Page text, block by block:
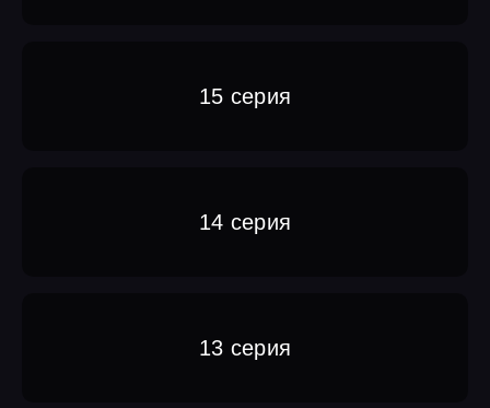
15 серия
14 серия
13 серия